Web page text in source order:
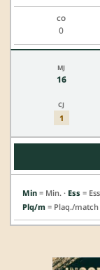
0
16
1
Min = Min. · Ess =
Plq/m = Plaq./match